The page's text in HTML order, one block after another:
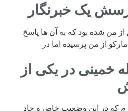
یک خبرنگار
من شده بود که به آن ها پاسخ
از من پرسیده اما در
خمینی در یکی از
که در این وضعیت خاص و حاد